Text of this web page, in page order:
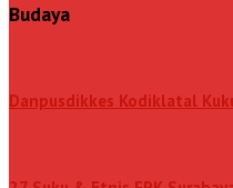
Budaya
Danpusdikkes Kodiklatal